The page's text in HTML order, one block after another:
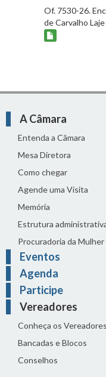
Of. 7530-26.
de Carvalho
A Câmara
Entenda a Câmara
Mesa Diretora
Como chegar
Agende uma Visita
Memória
Estrutura
Procuradoria da Mulher
Eventos
Agenda
Participe
Vereadores
Conheça os Vereadores
Bancadas e Blocos
Conselhos